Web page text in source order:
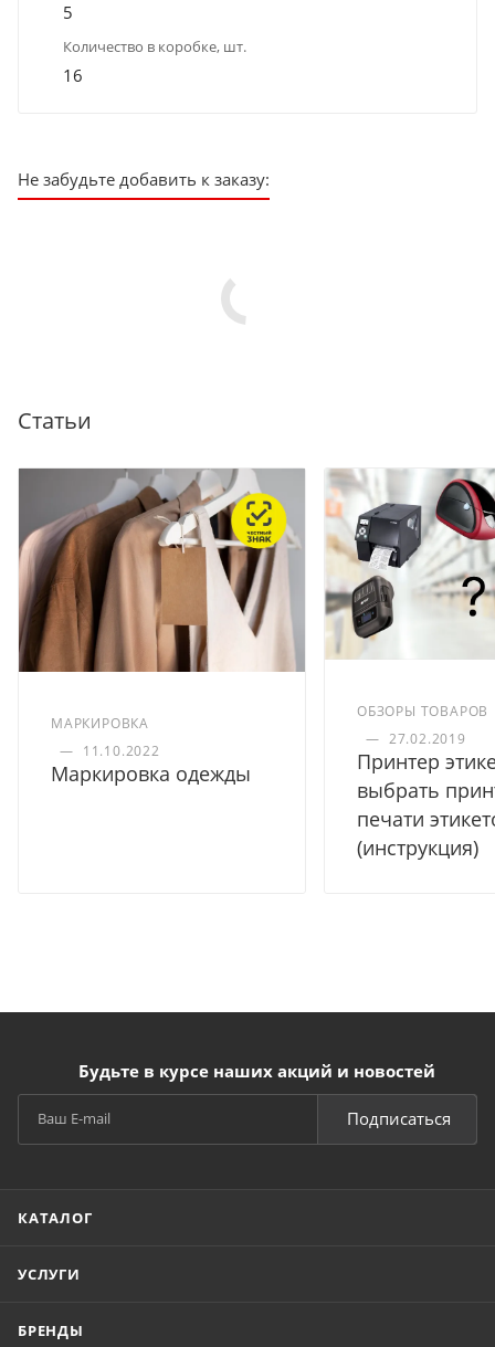
5
Количество в коробке, шт.
16
Не забудьте добавить к заказу:
Статьи
МАРКИРОВКА
— 11.10.2022
Маркировка одежды
ОБЗОРЫ ТОВАРОВ
— 27.02.2019
Принтер
выбрать
печати
(инструкция)
Будьте в курсе наших акций и новостей
Подписаться
КАТАЛОГ
УСЛУГИ
БРЕНДЫ